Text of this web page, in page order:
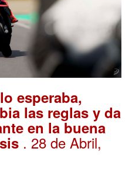
esperaba,
las reglas y da
en la buena
. 28 de Abril,